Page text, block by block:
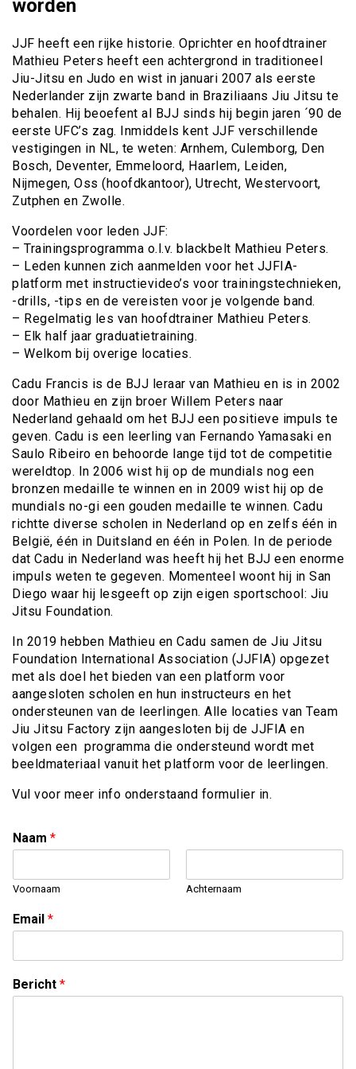
worden
JJF heeft een rijke historie. Oprichter en hoofdtrainer
Mathieu Peters heeft een achtergrond in traditioneel
Jiu-Jitsu en Judo en wist in januari 2007 als eerste
Nederlander zijn zwarte band in Braziliaans Jiu Jitsu te
behalen. Hij beoefent al BJJ sinds hij begin jaren ´90 de
eerste UFC’s zag. Inmiddels kent JJF verschillende
vestigingen in NL, te weten: Arnhem, Culemborg, Den
Bosch, Deventer, Emmeloord, Haarlem, Leiden,
Nijmegen, Oss (hoofdkantoor), Utrecht, Westervoort,
Zutphen en Zwolle.
Voordelen voor leden JJF:
– Trainingsprogramma o.l.v. blackbelt Mathieu Peters.
– Leden kunnen zich aanmelden voor het JJFIA-
platform met instructievideo’s voor trainingstechnieken,
-drills, -tips en de vereisten voor je volgende band.
– Regelmatig les van hoofdtrainer Mathieu Peters.
– Elk half jaar graduatietraining.
– Welkom bij overige locaties.
Cadu Francis is de BJJ leraar van Mathieu en is in 2002
door Mathieu en zijn broer Willem Peters naar
Nederland gehaald om het BJJ een positieve impuls te
geven. Cadu is een leerling van Fernando Yamasaki en
Saulo Ribeiro en behoorde lange tijd tot de competitie
wereldtop. In 2006 wist hij op de mundials nog een
bronzen medaille te winnen en in 2009 wist hij op de
mundials no-gi een gouden medaille te winnen. Cadu
richtte diverse scholen in Nederland op en zelfs één in
België, één in Duitsland en één in Polen. In de periode
dat Cadu in Nederland was heeft hij het BJJ een enorme
impuls weten te gegeven. Momenteel woont hij in San
Diego waar hij lesgeeft op zijn eigen sportschool: Jiu
Jitsu Foundation.
In 2019 hebben Mathieu en Cadu samen de Jiu Jitsu
Foundation International Association (JJFIA) opgezet
met als doel het bieden van een platform voor
aangesloten scholen en hun instructeurs en het
ondersteunen van de leerlingen. Alle locaties van Team
Jiu Jitsu Factory zijn aangesloten bij de JJFIA en
volgen een programma die ondersteund wordt met
beeldmateriaal vanuit het platform voor de leerlingen.
Vul voor meer info onderstaand formulier in.
Naam *
Voornaam Achternaam
Email *
Bericht *